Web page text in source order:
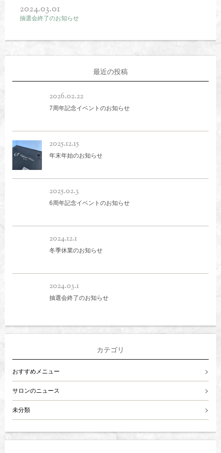
2024.03.01
抽選会終了のお知らせ
最近の投稿
2026.02.22
7周年記念イベントのお知らせ
2025.12.15
年末年始のお知らせ
2025.02.3
6周年記念イベントのお知らせ
2024.12.1
冬季休業のお知らせ
2024.03.1
抽選会終了のお知らせ
カテゴリ
おすすめメニュー
サロンのニュース
未分類